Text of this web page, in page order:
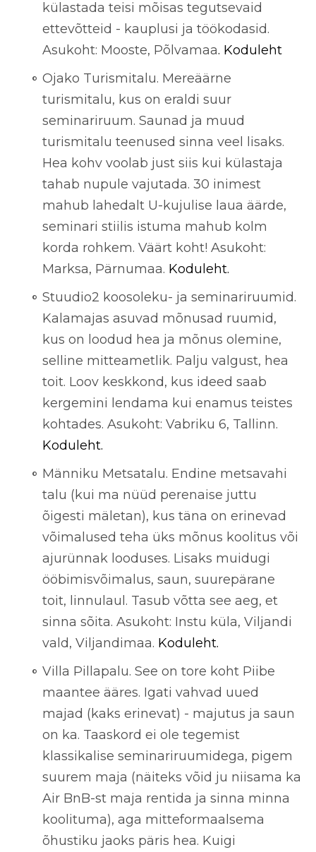
külastada teisi mõisas tegutsevaid
ettevõtteid - kauplusi ja töökodasid.
Asukoht: Mooste, Põlvamaa. Koduleht
Ojako Turismitalu. Mereäärne
turismitalu, kus on eraldi suur
seminariruum. Saunad ja muud
turismitalu teenused sinna veel lisaks.
Hea kohv voolab just siis kui külastaja
tahab nupule vajutada. 30 inimest
mahub lahedalt U-kujulise laua äärde,
seminari stiilis istuma mahub kolm
korda rohkem. Väärt koht! Asukoht:
Marksa, Pärnumaa. Koduleht.
Stuudio2 koosoleku- ja seminariruumid.
Kalamajas asuvad mõnusad ruumid,
kus on loodud hea ja mõnus olemine,
selline mitteametlik. Palju valgust, hea
toit. Loov keskkond, kus ideed saab
kergemini lendama kui enamus teistes
kohtades. Asukoht: Vabriku 6, Tallinn.
Koduleht.
Männiku Metsatalu. Endine metsavahi
talu (kui ma nüüd perenaise juttu
õigesti mäletan), kus täna on erinevad
võimalused teha üks mõnus koolitus või
ajurünnak looduses. Lisaks muidugi
ööbimisvõimalus, saun, suurepärane
toit, linnulaul. Tasub võtta see aeg, et
sinna sõita. Asukoht: Instu küla, Viljandi
vald, Viljandimaa. Koduleht.
Villa Pillapalu. See on tore koht Piibe
maantee ääres. Igati vahvad uued
majad (kaks erinevat) - majutus ja saun
on ka. Taaskord ei ole tegemist
klassikalise seminariruumidega, pigem
suurem maja (näiteks võid ju niisama ka
Air BnB-st maja rentida ja sinna minna
koolituma), aga mitteformaalsema
õhustiku jaoks päris hea. Kuigi